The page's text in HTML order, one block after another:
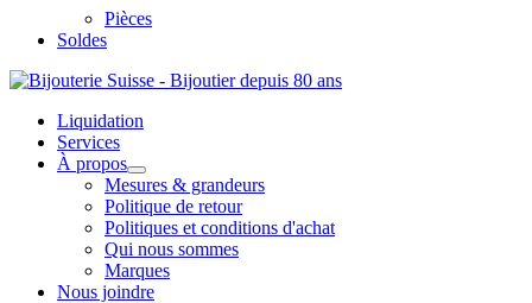
Pièces
Soldes
Liquidation
Services
À propos
Mesures & grandeurs
Politique de retour
Politiques et conditions d'achat
Qui nous sommes
Marques
Nous joindre